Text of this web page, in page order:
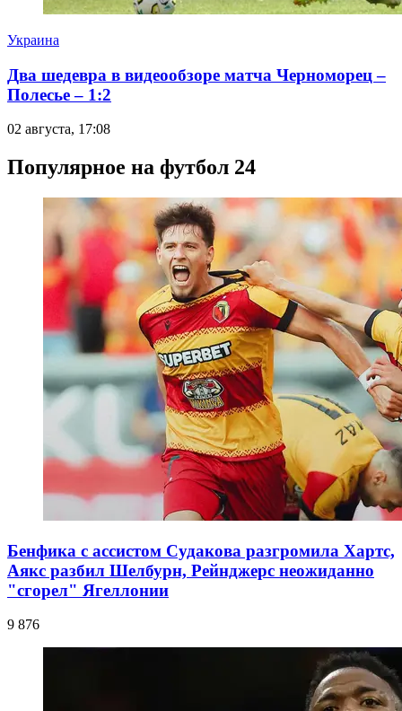
Украина
Два шедевра в видеообзоре матча Черноморец –
Полесье – 1:2
02 августа, 17:08
Популярное на футбол 24
Бенфика с ассистом Судакова разгромила Хартс,
Аякс разбил Шелбурн, Рейнджерс неожиданно
"сгорел" Ягеллонии
9 876